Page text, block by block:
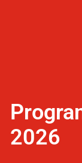
2026